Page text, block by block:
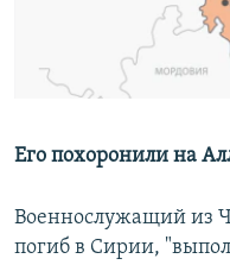
ПОДПИШИТЕСЬ НА
СОЦИАЛЬНЫЕ СЕТИ
Все сайты РСЕ/РС
Его похоронили на
Военнослужащий из
погиб в Сирии,